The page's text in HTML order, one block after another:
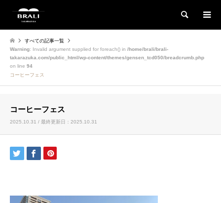
検索
すべての記事一覧
Warning: Invalid argument supplied for foreach() in /home/brali/brali-
takarazuka.com/public_html/wp-content/themes/gensen_tcd050/breadcrumb.php
on line 94
コーヒーフェス
コーヒーフェス
2025.10.31 / 最終更新日：2025.10.31